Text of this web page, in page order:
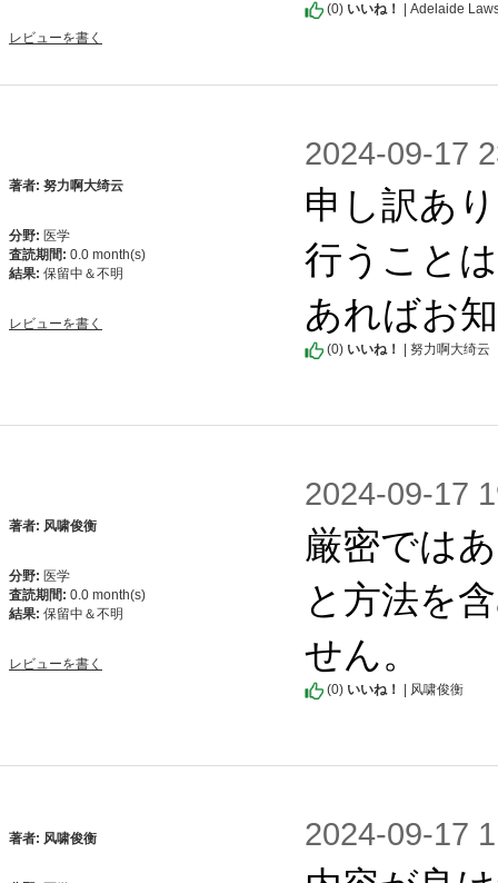
レビューを書く
(0) いいね！ | Adelaide
著者: 努力啊大绮云
分野: 医学
査読期間: 0.0 month(s)
結果: 保留中＆不明
レビューを書く
2024-09-17
申し訳あ
行うこと
あればお
(0) いいね！ | 努力啊大绮云
著者: 风啸俊衡
分野: 医学
査読期間: 0.0 month(s)
結果: 保留中＆不明
レビューを書く
2024-09-17
厳密では
と方法を
せん。
(0) いいね！ | 风啸俊衡
著者: 风啸俊衡 2024-09-17